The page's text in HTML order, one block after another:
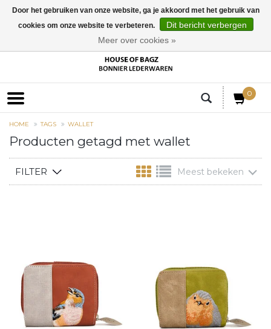
0
HOME TAGS WALLET
Producten getagd met wallet
FILTER Meest bekeken
Door het gebruiken van onze website, ga je akkoord met het gebruik van
cookies om onze website te verbeteren.
Dit bericht verbergen
Meer over cookies »